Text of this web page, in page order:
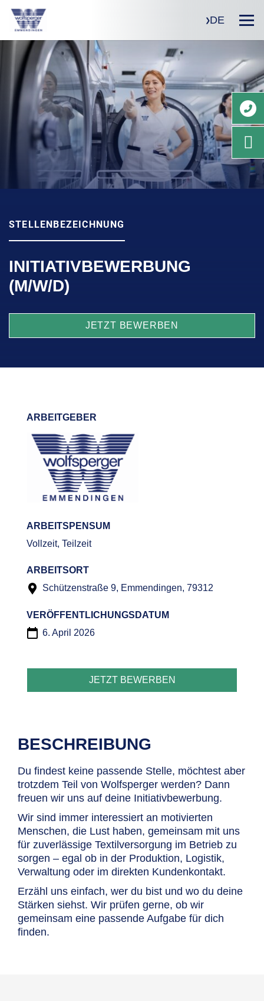
DE
STELLENBEZEICHNUNG
INITIATIVBEWERBUNG
(M/W/D)
JETZT BEWERBEN
ARBEITGEBER
ARBEITSPENSUM
Vollzeit, Teilzeit
ARBEITSORT
Schützenstraße 9, Emmendingen, 79312
VERÖFFENTLICHUNGSDATUM
6. April 2026
JETZT BEWERBEN
BESCHREIBUNG
Du findest keine passende Stelle, möchtest aber
trotzdem Teil von Wolfsperger werden? Dann
freuen wir uns auf deine Initiativbewerbung.
Wir sind immer interessiert an motivierten
Menschen, die Lust haben, gemeinsam mit uns
für zuverlässige Textilversorgung im Betrieb zu
sorgen – egal ob in der Produktion, Logistik,
Verwaltung oder im direkten Kundenkontakt.
Erzähl uns einfach, wer du bist und wo du deine
Stärken siehst. Wir prüfen gerne, ob wir
gemeinsam eine passende Aufgabe für dich
finden.